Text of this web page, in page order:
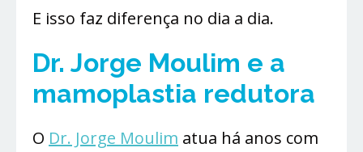
E isso faz diferença no dia a dia.
Dr. Jorge Moulim e a
mamoplastia redutora
O Dr. Jorge Moulim atua há anos com